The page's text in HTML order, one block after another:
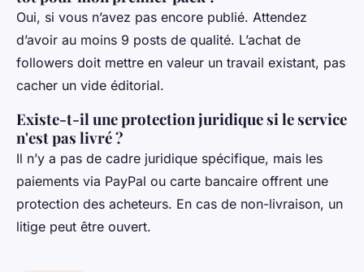
Oui, si vous n’avez pas encore publié. Attendez
d’avoir au moins 9 posts de qualité. L’achat de
followers doit mettre en valeur un travail existant, pas
cacher un vide éditorial.
Existe-t-il une protection juridique si le service
n'est pas livré ?
Il n’y a pas de cadre juridique spécifique, mais les
paiements via PayPal ou carte bancaire offrent une
protection des acheteurs. En cas de non-livraison, un
litige peut être ouvert.